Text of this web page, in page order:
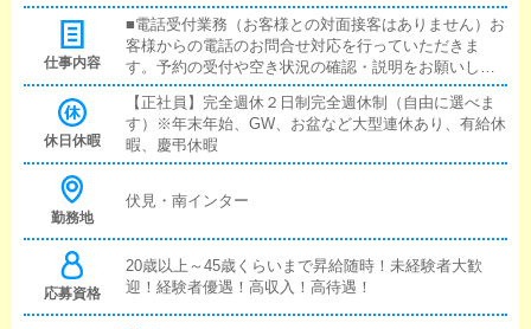
仕事内容
■電話受付業務（お客様との対面接客はありません）お
客様からの電話のお問合せ対応を行っていただきま
す。予約の受付や空き状況の確認・説明をお願いしま
す。予約の確定後はキャストやドライバーに通達しま
す。簡単なマニュアルや先輩スタッフに気軽に聞ける
環境ですので、未経験でも安心して働けます。■企画の
立案店舗イベントや店舗運営など様々な企画を提案し
リピート率の向上】【キャストの方の入店数の増加】
す。■キャスト管理お店で働いていただいているキャス
トの方が稼げるようにインターネットを使ったPR（写
メ日記）などの使い方などのアドバイスを行っていた
休日休暇
【正社員】完全週休２日制完全週休制（自由に選べま
す）※年末年始、GW、お盆など大型連休あり、有給休
暇、慶弔休暇
勤務地
伏見・南インター
応募資格
20歳以上～45歳くらいまで昇給随時！未経験者大歓
迎！経験者優遇！高収入！高待遇！